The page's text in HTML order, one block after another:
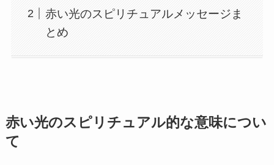
赤い光のスピリチュアルメッセージま
とめ
赤い光のスピリチュアル的な意味につい
て